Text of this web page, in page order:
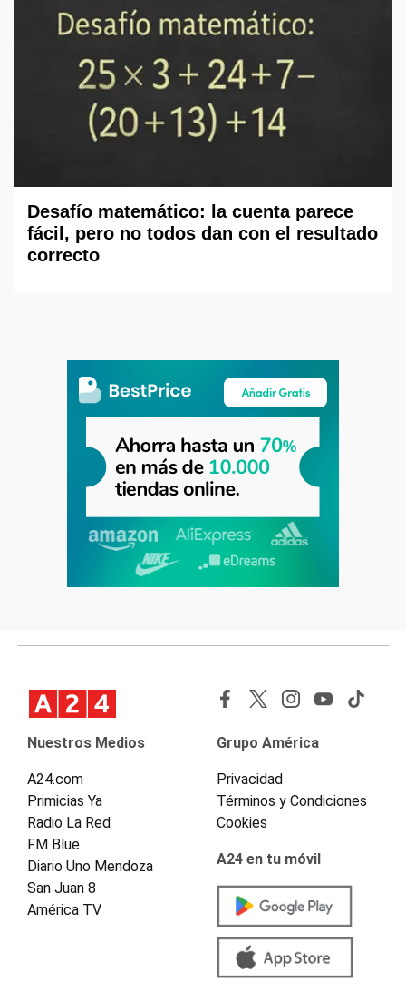
Desafío matemático: la cuenta parece
fácil, pero no todos dan con el resultado
correcto
Nuestros Medios
A24.com
Primicias Ya
Radio La Red
FM Blue
Diario Uno Mendoza
San Juan 8
América TV
Grupo América
Privacidad
Términos y Condiciones
Cookies
A24 en tu móvil